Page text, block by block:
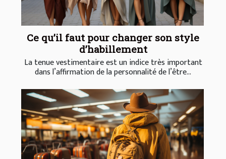
Ce qu’il faut pour changer son style
d’habillement
La tenue vestimentaire est un indice très important
dans l’affirmation de la personnalité de l’être...